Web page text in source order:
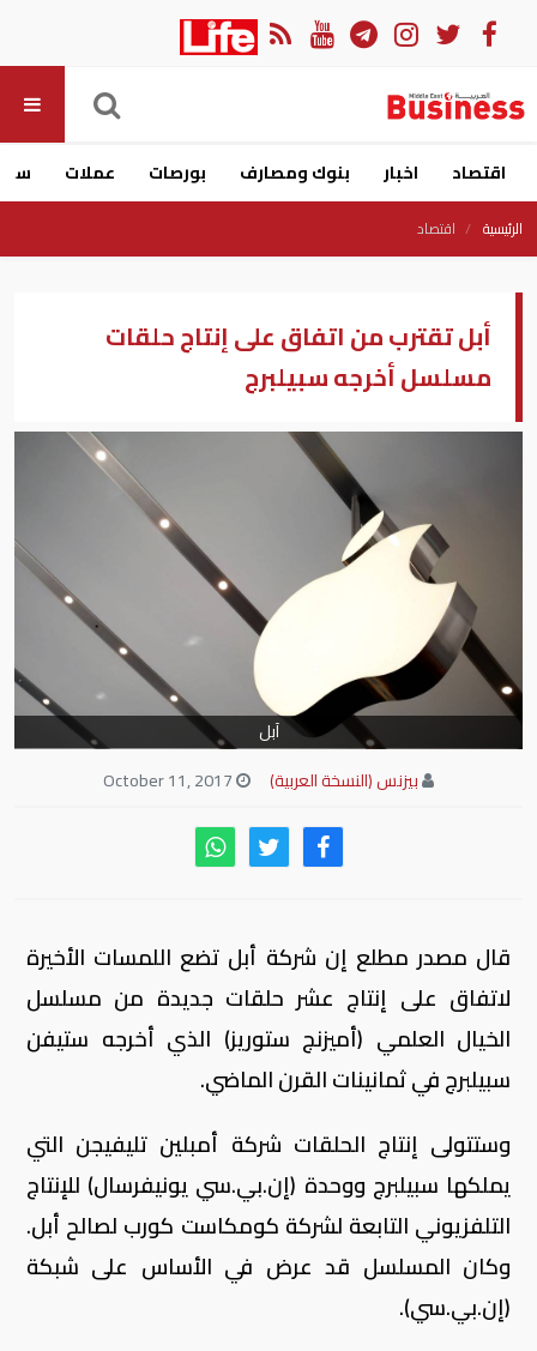
اقتصاد اخبار بنوك ومصارف بورصات عملات
الرئيسية اقتصاد
أبل تقترب من اتفاق على إنتاج حلقات
مسلسل أخرجه سبيلبرج
آبل
بيزنس (النسخة العربية)
قال مصدر مطلع إن شركة أبل تضع اللمسات الأخيرة
لاتفاق على إنتاج عشر حلقات جديدة من مسلسل
الخيال العلمي (أميزنج ستوريز) الذي أخرجه ستيفن
سبيلبرج في ثمانينات القرن الماضي.
وستتولى إنتاج الحلقات شركة أمبلين تليفيجن التي
يملكها سبيلبرج ووحدة (إن.بي.سي يونيفرسال) للإنتاج
التلفزيوني التابعة لشركة كومكاست كورب لصالح أبل.
وكان المسلسل قد عرض في الأساس على شبكة
(إن.بي.سي).